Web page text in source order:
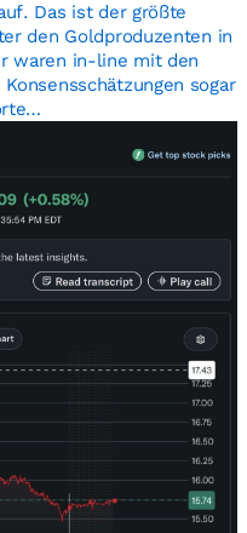
Das ist der größte
den Goldproduzenten in
waren in-line mit den
sogar